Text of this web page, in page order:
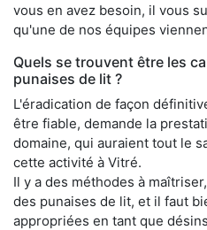
vous en avez besoin, il vous
qu'une de nos équipes
Quels se trouvent être les
punaises de lit ?
L'éradication de façon
être fiable, demande la
domaine, qui auraient tout le
cette activité à Vitré.
Il y a des méthodes à
des punaises de lit, et il faut
appropriées en tant que